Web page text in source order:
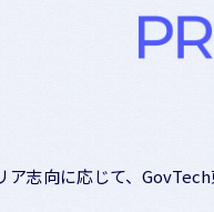
ア志向に応じて、